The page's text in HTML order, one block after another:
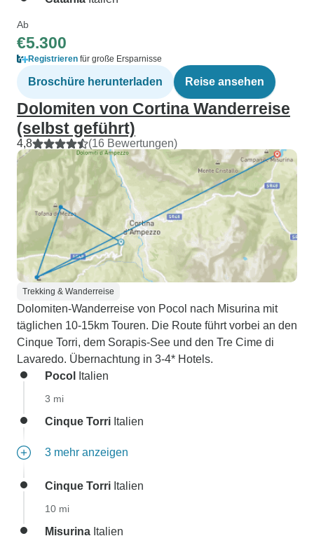
Ab
€5.300
Registrieren für große Ersparnisse
Broschüre herunterladen Reise ansehen
Dolomiten von Cortina Wanderreise
(selbst geführt)
4,8 (16 Bewertungen)
Trekking & Wanderreise
Dolomiten-Wanderreise von Pocol nach Misurina mit
täglichen 10-15km Touren. Die Route führt vorbei an den
Cinque Torri, dem Sorapis-See und den Tre Cime di
Lavaredo. Übernachtung in 3-4* Hotels.
Pocol
Italien
3 mi
Cinque Torri Italien
3 mehr anzeigen
Cinque Torri Italien
10 mi
Misurina Italien